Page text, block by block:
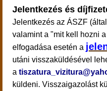
Jelentkezés és
Jelentkezés az ÁSZF
valamint a "mit kell hozni
elfogadása esetén a
utáni visszaküldésével
a
küldeni. Visszaigazolást